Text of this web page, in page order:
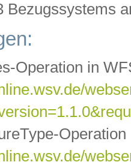
Bezugssystems
Operation in